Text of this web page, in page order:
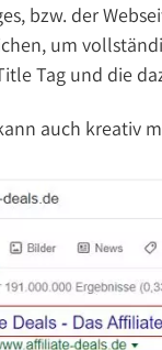
bzw. der
um
Tag und die
auch kreativ